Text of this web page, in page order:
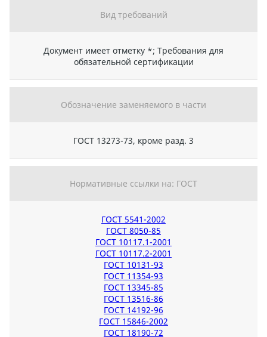
Вид требований
Документ имеет отметку *; Требования для
обязательной сертификации
Обозначение заменяемого в части
ГОСТ 13273-73, кроме разд. 3
Нормативные ссылки на: ГОСТ
ГОСТ 5541-2002
ГОСТ 8050-85
ГОСТ 10117.1-2001
ГОСТ 10117.2-2001
ГОСТ 10131-93
ГОСТ 11354-93
ГОСТ 13345-85
ГОСТ 13516-86
ГОСТ 14192-96
ГОСТ 15846-2002
ГОСТ 18190-72